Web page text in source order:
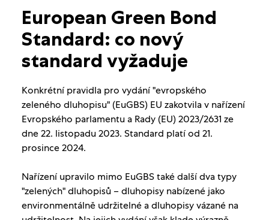
European Green Bond
Standard: co nový
standard vyžaduje
Konkrétní pravidla pro vydání "evropského
zeleného dluhopisu" (EuGBS) EU zakotvila v nařízení
Evropského parlamentu a Rady (EU) 2023/2631 ze
dne 22. listopadu 2023. Standard platí od 21.
prosince 2024.
Nařízení upravilo mimo EuGBS také další dva typy
"zelených" dluhopisů – dluhopisy nabízené jako
environmentálně udržitelné a dluhopisy vázané na